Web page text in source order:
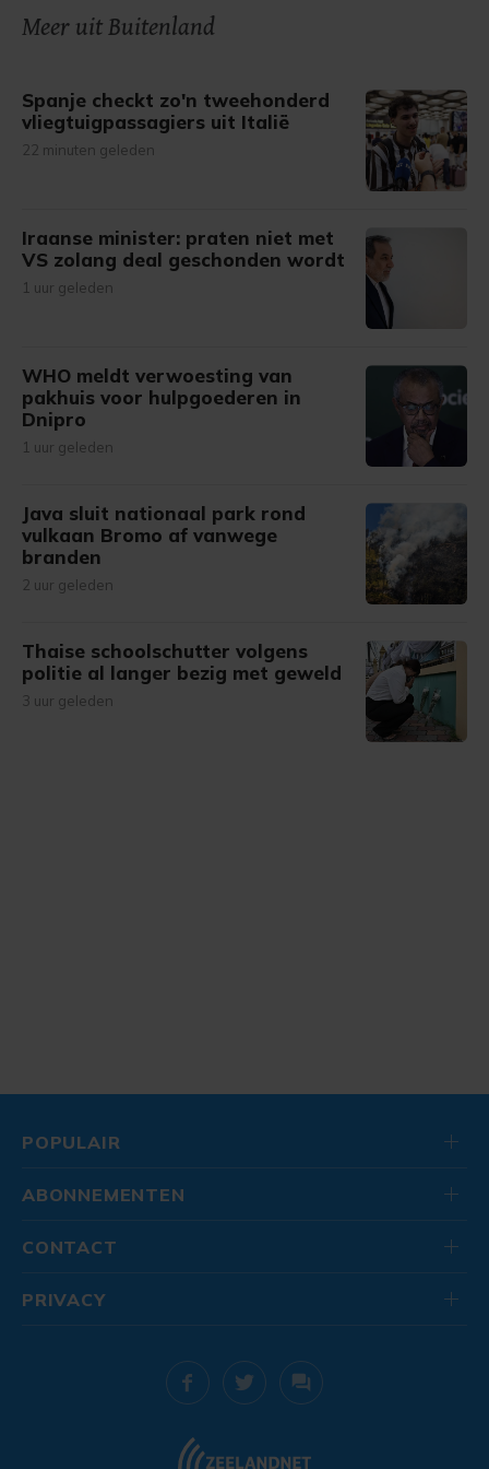
gemaakte keuze altijd wijzigen of intrekken.
Meer uit Buitenland
Spanje checkt zo'n tweehonderd
vliegtuigpassagiers uit Italië
22 minuten geleden
Iraanse minister: praten niet met
VS zolang deal geschonden wordt
1 uur geleden
WHO meldt verwoesting van
pakhuis voor hulpgoederen in
Dnipro
1 uur geleden
Java sluit nationaal park rond
vulkaan Bromo af vanwege
branden
2 uur geleden
Thaise schoolschutter volgens
politie al langer bezig met geweld
3 uur geleden
POPULAIR
ABONNEMENTEN
CONTACT
PRIVACY